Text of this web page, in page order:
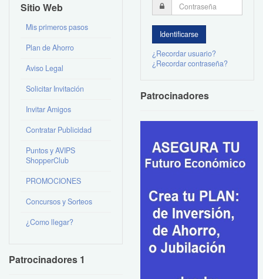
Sitio Web
Mis primeros pasos
Plan de Ahorro
Aviso Legal
Solicitar Invitación
Invitar Amigos
Contratar Publicidad
Puntos y AVIPS
ShopperClub
PROMOCIONES
Concursos y Sorteos
¿Como llegar?
Patrocinadores 1
¿Recordar usuario?
¿Recordar contraseña?
Patrocinadores